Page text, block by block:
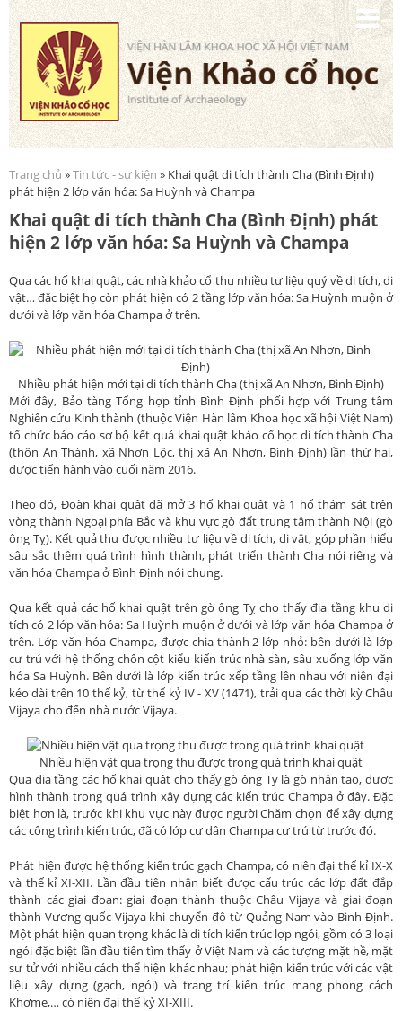
Nhảy
đến
nội
dung
Bạn đang ở đây
Trang chủ »Tin tức - sự kiện » Khai quật di tích thành Cha (Bình Định)
phát hiện 2 lớp văn hóa: Sa Huỳnh và Champa
Khai quật di tích thành Cha (Bình Định) phát
hiện 2 lớp văn hóa: Sa Huỳnh và Champa
Qua các hố khai quật, các nhà khảo cổ thu nhiều tư liệu quý về di tích, di
vật… đặc biệt họ còn phát hiện có 2 tầng lớp văn hóa: Sa Huỳnh muộn ở
dưới và lớp văn hóa Champa ở trên.
Nhiều phát hiện mới tại di tích thành Cha (thị xã An Nhơn, Bình Định)
Mới đây, Bảo tàng Tổng hợp tỉnh Bình Định phối hợp với Trung tâm
Nghiên cứu Kinh thành (thuộc Viện Hàn lâm Khoa học xã hội Việt Nam)
tổ chức báo cáo sơ bộ kết quả khai quật khảo cổ học di tích thành Cha
(thôn An Thành, xã Nhơn Lộc, thị xã An Nhơn, Bình Định) lần thứ hai,
được tiến hành vào cuối năm 2016.
Theo đó, Đoàn khai quật đã mở 3 hố khai quật và 1 hố thám sát trên
vòng thành Ngoại phía Bắc và khu vực gò đất trung tâm thành Nội (gò
ông Tỵ). Kết quả thu được nhiều tư liệu về di tích, di vật, góp phần hiểu
sâu sắc thêm quá trình hình thành, phát triển thành Cha nói riêng và
văn hóa Champa ở Bình Định nói chung.
Qua kết quả các hố khai quật trên gò ông Tỵ cho thấy địa tầng khu di
tích có 2 lớp văn hóa: Sa Huỳnh muộn ở dưới và lớp văn hóa Champa ở
trên. Lớp văn hóa Champa, được chia thành 2 lớp nhỏ: bên dưới là lớp
cư trú với hệ thống chôn cột kiểu kiến trúc nhà sàn, sâu xuống lớp văn
hóa Sa Huỳnh. Bên dưới là lớp kiến trúc xếp tầng lên nhau với niên đại
kéo dài trên 10 thế kỷ, từ thế kỷ IV - XV (1471), trải qua các thời kỳ Châu
Vijaya cho đến nhà nước Vijaya.
Nhiều hiện vật qua trọng thu được trong quá trình khai quật
Qua địa tầng các hố khai quật cho thấy gò ông Tỵ là gò nhân tạo, được
hình thành trong quá trình xây dựng các kiến trúc Champa ở đây. Đặc
biệt hơn là, trước khi khu vực này được người Chăm chọn để xây dựng
các công trình kiến trúc, đã có lớp cư dân Champa cư trú từ trước đó.
Phát hiện được hệ thống kiến trúc gạch Champa, có niên đại thế kỉ IX-X
và thế kỉ XI-XII. Lần đầu tiên nhận biết được cấu trúc các lớp đất đắp
thành các giai đoạn: giai đoạn thành thuộc Châu Vijaya và giai đoạn
thành Vương quốc Vijaya khi chuyển đô từ Quảng Nam vào Bình Định.
Một phát hiện quan trọng khác là di tích kiến trúc lợp ngói, gồm có 3 loại
ngói đặc biệt lần đầu tiên tìm thấy ở Việt Nam và các tượng mặt hề, mặt
sư tử với nhiều cách thể hiện khác nhau; phát hiện kiến trúc với các vật
liệu xây dựng (gạch, ngói) và trang trí kiến trúc mang phong cách
Khơme,… có niên đại thế kỷ XI-XIII.